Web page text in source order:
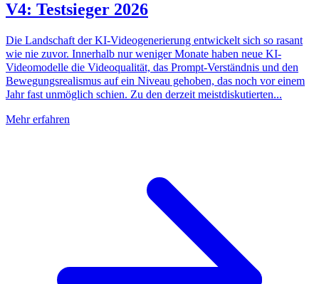
V4: Testsieger 2026
Die Landschaft der KI-Videogenerierung entwickelt sich so rasant
wie nie zuvor. Innerhalb nur weniger Monate haben neue KI-
Videomodelle die Videoqualität, das Prompt-Verständnis und den
Bewegungsrealismus auf ein Niveau gehoben, das noch vor einem
Jahr fast unmöglich schien. Zu den derzeit meistdiskutierten...
Mehr erfahren